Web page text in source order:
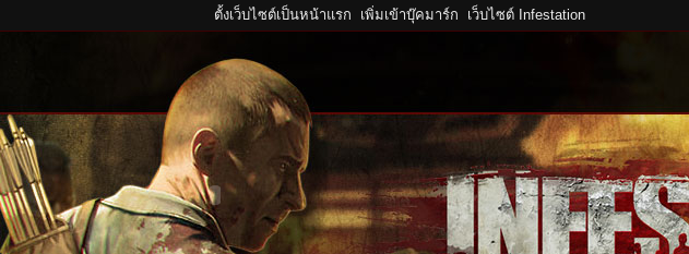
ตั้งเว็บไซต์เป็นหน้าแรก เพิ่มเข้าบุ๊คมาร์ก เว็บไซต์ Infestation